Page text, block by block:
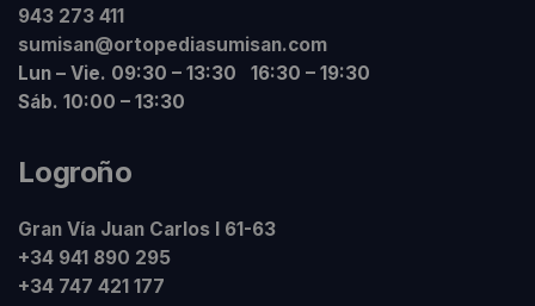
943 273 411
sumisan@ortopediasumisan.com
Lun – Vie. 09:30 – 13:30 16:30 – 19:30
Sáb. 10:00 – 13:30
Logroño
Gran Vía Juan Carlos I 61-63
+34 941 890 295
+34 747 421 177